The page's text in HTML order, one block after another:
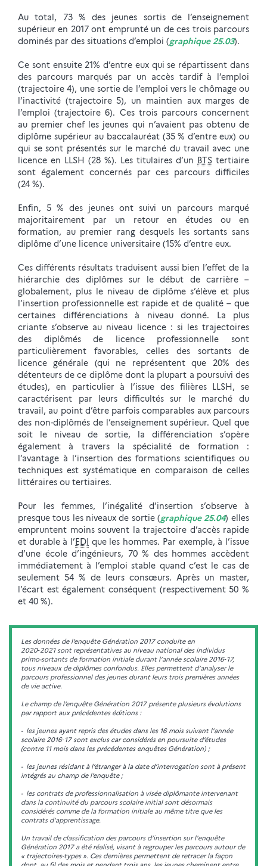
Au total, 73 % des jeunes sortis de l’enseignement
supérieur en 2017 ont emprunté un de ces trois parcours
dominés par des situations d’emploi (graphique 25.03).
Ce sont ensuite 21% d’entre eux qui se répartissent dans
des parcours marqués par un accès tardif à l’emploi
(trajectoire 4), une sortie de l’emploi vers le chômage ou
l’inactivité (trajectoire 5), un maintien aux marges de
l’emploi (trajectoire 6). Ces trois parcours concernent
au premier chef les jeunes qui n’avaient pas obtenu de
diplôme supérieur au baccalauréat (35 % d’entre eux) ou
qui se sont présentés sur le marché du travail avec une
licence en LLSH (28 %). Les titulaires d’un BTS tertiaire
sont également concernés par ces parcours difficiles
(24 %).
Enfin, 5 % des jeunes ont suivi un parcours marqué
majoritairement par un retour en études ou en
formation, au premier rang desquels les sortants sans
diplôme d’une licence universitaire (15% d’entre eux.
Ces différents résultats traduisent aussi bien l’effet de la
hiérarchie des diplômes sur le début de carrière –
globalement, plus le niveau de diplôme s’élève et plus
l’insertion professionnelle est rapide et de qualité – que
certaines différenciations à niveau donné. La plus
criante s’observe au niveau licence : si les trajectoires
des diplômés de licence professionnelle sont
particulièrement favorables, celles des sortants de
licence générale (qui ne représentent que 20% des
détenteurs de ce diplôme dont la plupart a poursuivi des
études), en particulier à l’issue des filières LLSH, se
caractérisent par leurs difficultés sur le marché du
travail, au point d’être parfois comparables aux parcours
des non-diplômés de l’enseignement supérieur. Quel que
soit le niveau de sortie, la différenciation s’opère
également à travers la spécialité de formation :
l’avantage à l’insertion des formations scientifiques ou
techniques est systématique en comparaison de celles
littéraires ou tertiaires.
Pour les femmes, l’inégalité d’insertion s’observe à
presque tous les niveaux de sortie (graphique 25.04) elles
empruntent moins souvent la trajectoire d’accès rapide
et durable à l’EDI que les hommes. Par exemple, à l’issue
d’une école d’ingénieurs, 70 % des hommes accèdent
immédiatement à l’emploi stable quand c’est le cas de
seulement 54 % de leurs consœurs. Après un master,
l’écart est également conséquent (respectivement 50 %
et 40 %).
Les données de l’enquête Génération 2017 conduite en
2020‑2021 sont représentatives au niveau national des individus
primo-sortants de formation initiale durant l’année scolaire 2016‑17,
tous niveaux de diplômes confondus. Elles permettent d’analyser le
parcours professionnel des jeunes durant leurs trois premières années
de vie active.
Le champ de l’enquête Génération 2017 présente plusieurs évolutions
par rapport aux précédentes éditions :
- les jeunes ayant repris des études dans les 16 mois suivant l’année
scolaire 2016‑17 sont exclus car considérés en poursuite d’études
(contre 11 mois dans les précédentes enquêtes Génération) ;
- les jeunes résidant à l’étranger à la date d’interrogation sont à présent
intégrés au champ de l’enquête ;
- les contrats de professionnalisation à visée diplômante intervenant
dans la continuité du parcours scolaire initial sont désormais
considérés comme de la formation initiale au même titre que les
contrats d’apprentissage.
Un travail de classification des parcours d’insertion sur l'enquête
Génération 2017 a été réalisé, visant à regrouper les parcours autour de
« trajectoires-types ». Ces dernières permettent de retracer la façon